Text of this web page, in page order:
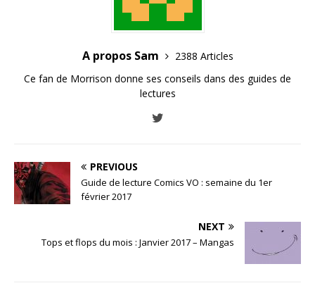
A propos Sam
2388 Articles
Ce fan de Morrison donne ses conseils dans des guides de
lectures
PREVIOUS
Guide de lecture Comics VO : semaine du 1er
février 2017
NEXT
Tops et flops du mois : Janvier 2017 – Mangas